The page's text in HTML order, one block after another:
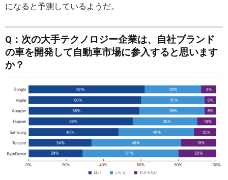
になると予測しているようだ。
Q：次の大手テクノロジー企業は、自社ブランド
の車を開発して自動車市場に参入すると思います
か？